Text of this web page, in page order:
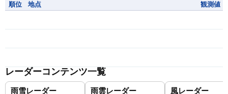
順位 地点 観測値
レーダーコンテンツ一覧
雨雪レーダー 雨雲レーダー 風レーダー